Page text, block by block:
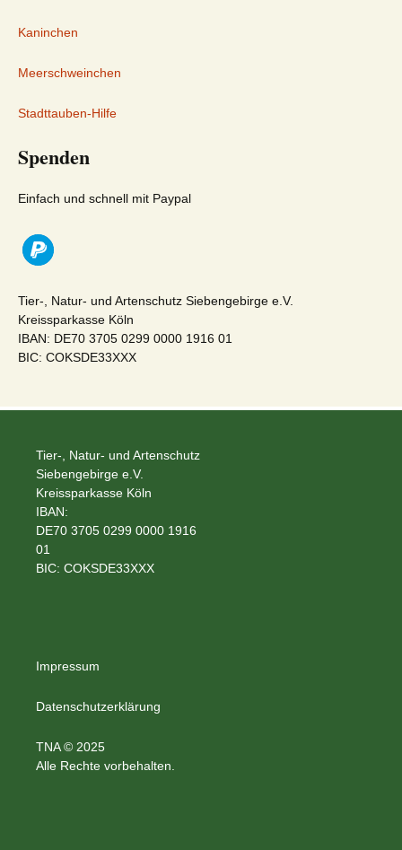
Kaninchen
Meerschweinchen
Stadttauben-Hilfe
Spenden
Einfach und schnell mit Paypal
Tier-, Natur- und Artenschutz Siebengebirge e.V.
Kreissparkasse Köln
IBAN: DE70 3705 0299 0000 1916 01
BIC: COKSDE33XXX
Tier-, Natur- und Artenschutz
Siebengebirge e.V.
Kreissparkasse Köln
IBAN:
DE70 3705 0299 0000 1916
01
BIC: COKSDE33XXX
Impressum
Datenschutzerklärung
TNA © 2025
Alle Rechte vorbehalten.